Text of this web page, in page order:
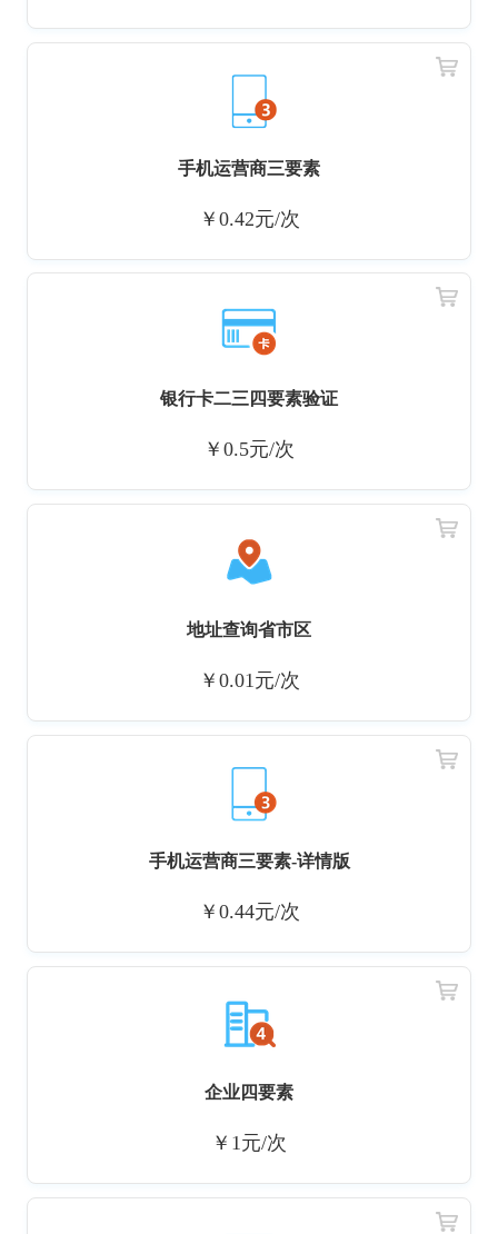
手机运营商三要素
￥0.42元/次
银行卡二三四要素验证
￥0.5元/次
地址查询省市区
￥0.01元/次
手机运营商三要素-详情版
￥0.44元/次
企业四要素
￥1元/次